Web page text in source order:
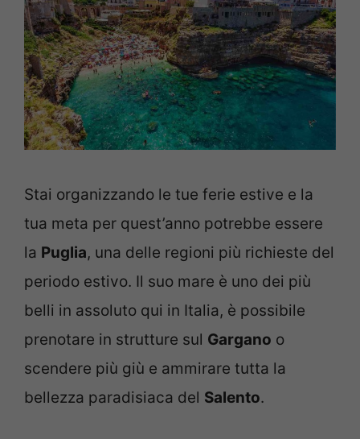
Stai organizzando le tue ferie estive e la
tua meta per quest’anno potrebbe essere
la Puglia, una delle regioni più richieste del
periodo estivo. Il suo mare è uno dei più
belli in assoluto qui in Italia, è possibile
prenotare in strutture sul Gargano o
scendere più giù e ammirare tutta la
bellezza paradisiaca del Salento.